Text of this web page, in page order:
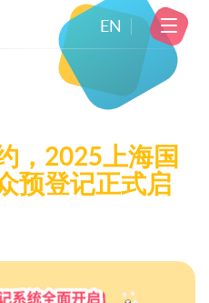
EN
，2025上海国
预登记正式启